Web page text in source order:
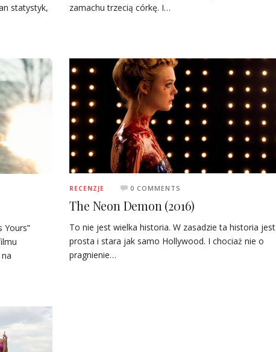
statystyk,
zamachu trzecią córkę. I…
Yours”
RECENZJE 0 COMMENTS
The Neon Demon (2016)
To nie jest wielka historia. W zasadzie ta historia jest
prosta i stara jak samo Hollywood. I chociaż nie o
pragnienie…